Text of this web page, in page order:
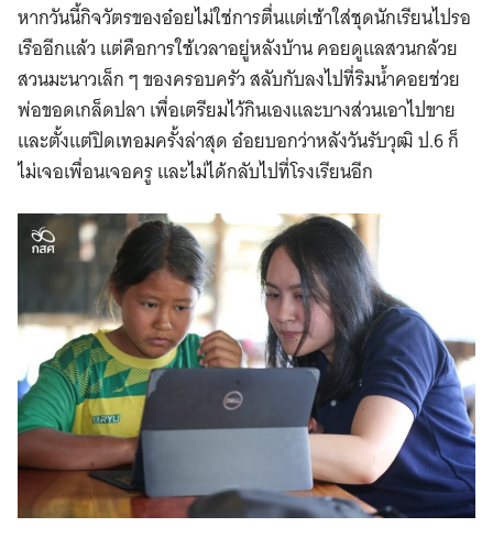
หากวันนี้กิจวัตรของอ๋อยไม่ใช่การตื่นแต่เช้าใส่ชุดนักเรียนไปรอ
เรืออีกแล้ว แต่คือการใช้เวลาอยู่หลังบ้าน คอยดูแลสวนกล้วย
สวนมะนาวเล็ก ๆ ของครอบครัว สลับกับลงไปที่ริมน้ำคอยช่วย
พ่อขอดเกล็ดปลา เพื่อเตรียมไว้กินเองและบางส่วนเอาไปขาย
และตั้งแต่ปิดเทอมครั้งล่าสุด อ๋อยบอกว่าหลังวันรับวุฒิ ป.6 ก็
ไม่เจอเพื่อนเจอครู และไม่ได้กลับไปที่โรงเรียนอีก